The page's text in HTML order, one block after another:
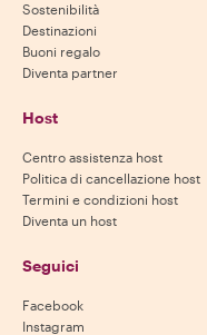
Sostenibilità
Destinazioni
Buoni regalo
Diventa partner
Host
Centro assistenza host
Politica di cancellazione host
Termini e condizioni host
Diventa un host
Seguici
Facebook
Instagram